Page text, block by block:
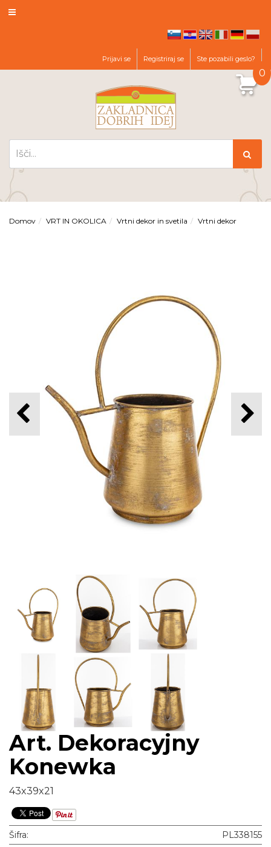
de pl
Prijavi se Registriraj se Ste pozabili geslo?
0
Domov VRT IN OKOLICA Vrtni dekor in svetila Vrtni dekor
Art. Dekoracyjny
Konewka
43x39x21
Šifra:
PL338155